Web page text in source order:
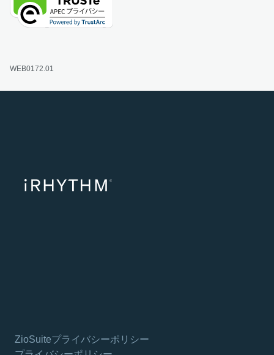
WEB0172.01
ZioSuiteプライバシーポリシー